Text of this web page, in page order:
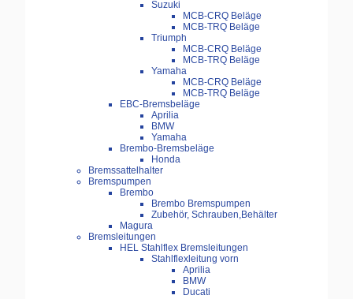
Suzuki
MCB-CRQ Beläge
MCB-TRQ Beläge
Triumph
MCB-CRQ Beläge
MCB-TRQ Beläge
Yamaha
MCB-CRQ Beläge
MCB-TRQ Beläge
EBC-Bremsbeläge
Aprilia
BMW
Yamaha
Brembo-Bremsbeläge
Honda
Bremssattelhalter
Bremspumpen
Brembo
Brembo Bremspumpen
Zubehör, Schrauben,Behälter
Magura
Bremsleitungen
HEL Stahlflex Bremsleitungen
Stahlflexleitung vorn
Aprilia
BMW
Ducati